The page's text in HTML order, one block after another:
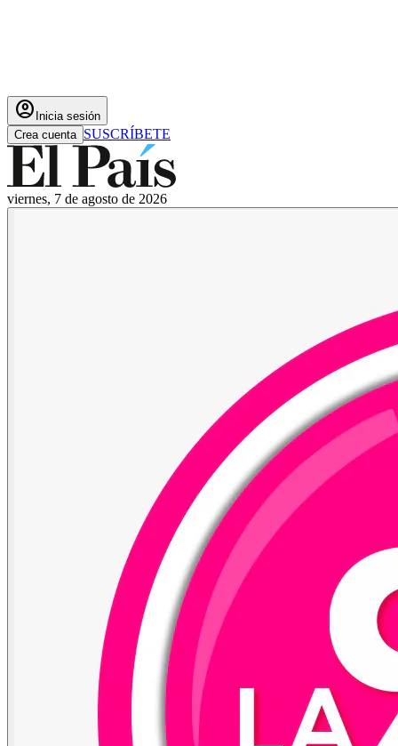
account_circle Inicia sesión
Crea cuenta SUSCRÍBETE
viernes, 7 de agosto de 2026